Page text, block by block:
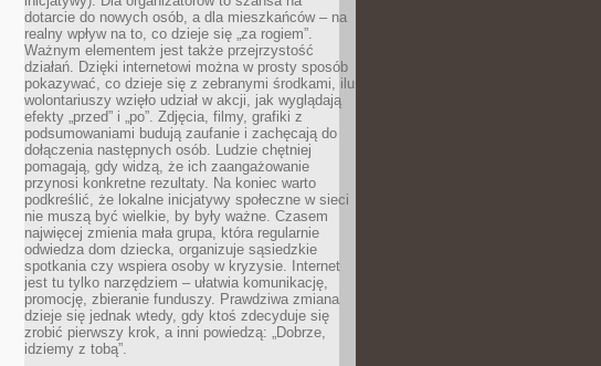
dotarcie do nowych osób, a dla mieszkańców – na
realny wpływ na to, co dzieje się „za rogiem”.
Ważnym elementem jest także przejrzystość
działań. Dzięki internetowi można w prosty sposób
pokazywać, co dzieje się z zebranymi środkami, ilu
wolontariuszy wzięło udział w akcji, jak wyglądają
efekty „przed” i „po”. Zdjęcia, filmy, grafiki z
podsumowaniami budują zaufanie i zachęcają do
dołączenia następnych osób. Ludzie chętniej
pomagają, gdy widzą, że ich zaangażowanie
przynosi konkretne rezultaty. Na koniec warto
podkreślić, że lokalne inicjatywy społeczne w sieci
nie muszą być wielkie, by były ważne. Czasem
najwięcej zmienia mała grupa, która regularnie
odwiedza dom dziecka, organizuje sąsiedzkie
spotkania czy wspiera osoby w kryzysie. Internet
jest tu tylko narzędziem – ułatwia komunikację,
promocję, zbieranie funduszy. Prawdziwa zmiana
dzieje się jednak wtedy, gdy ktoś zdecyduje się
zrobić pierwszy krok, a inni powiedzą: „Dobrze,
idziemy z tobą”.